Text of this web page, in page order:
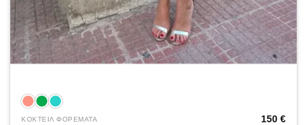
ΚΟΚΤΕΙΛ ΦΟΡΕΜΑΤΑ 150 €